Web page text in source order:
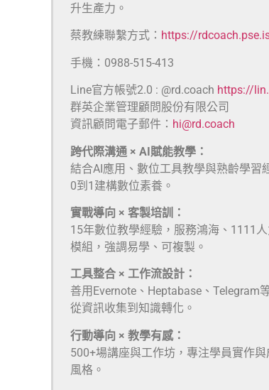
升生產力。
蔡教練聯繫方式： https://
手機：0988-515-413
Line官方帳號2.0 : @rd.coach https://
群英企業管理顧問股份有限公司
資訊顧問電子郵件： hi@rd.coach
跨代際溝通 × AI賦能教學：
結合AI應用、數位工具教學與熟齡學
0到1建構數位素養。
實戰導向 × 客製培訓：
15年數位教學經驗，服務鴻海、1111
模組，強調易學、可複製。
工具整合 × 工作流設計：
善用Evernote、Heptabase、Telegram
從資訊收集到知識轉化。
行動導向 × 教學有感：
500+場講座與工作坊，專注學員實作
風格。